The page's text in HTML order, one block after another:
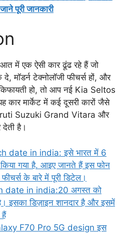
पूरी जानकारी
में एक ऐसी कार ढूंढ रहे हैं जो
मॉडर्न टेक्नोलॉजी फीचर्स हों, और
हो, तो आप नई Kia Seltos
कार मार्केट में कई दूसरी कारों जैसे
Suzuki Grand Vitara और
है।
date in india: इसे भारत में 6
गया है. आइए जानते हैं इस फोन
के बारे में पूरी डिटेल।
date in india:20 अगस्त को
इसका डिज़ाइन शानदार है और इसमें
हैं
F70 Pro 5G design इस